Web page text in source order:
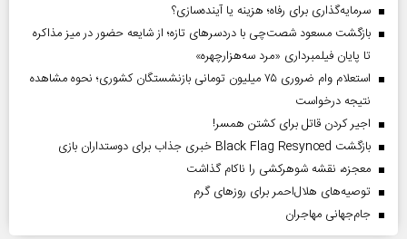
سرمایه‌گذاری برای رفاه؛ هزینه یا آینده‌سازی؟
بازگشت مسعود شصت‌چی با دردسر‌های تازه؛ از شایعه حضور در میز مذاکره
تا پایان فیلمبرداری «مرد سه‌هزارچهره»
استعلام وام ضروری ۷۵ میلیون تومانی بازنشستگان کشوری؛ نحوه مشاهده
نتیجه درخواست
اجیر کردن قاتل برای کشتن همسر!
بازگشت Black Flag Resynced خبری جذاب برای دوستداران بازی
معجزه، نقشه شوهرکشی را ناکام گذاشت
توصیه‌های هلال‌احمر برای روز‌های گرم
جام‌جهانی مهاجران